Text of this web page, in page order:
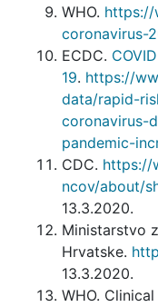
WHO. https://
coronavirus-
ECDC.
19. https://
data/rapid-
coronavirus-
pandemic-
CDC. https://
ncov/about/
13.3.2020.
Ministarstvo
Hrvatske.
13.3.2020.
WHO.